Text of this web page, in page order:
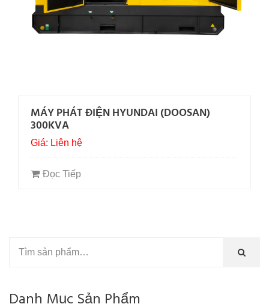
MÁY PHÁT ĐIỆN HYUNDAI (DOOSAN)
300KVA
Giá: Liên hệ
Đọc Tiếp